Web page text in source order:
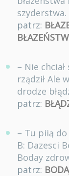
szyderstwa.
patrz:
– Nie
rządził Ale
drodze
patrz:
– Tu piią
B: Dazesci
Boday
patrz: